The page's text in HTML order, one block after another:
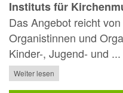
Instituts für
Das Angebot reicht
Organistinnen und
Kinder-, Jugend- und ...
Weiter lesen